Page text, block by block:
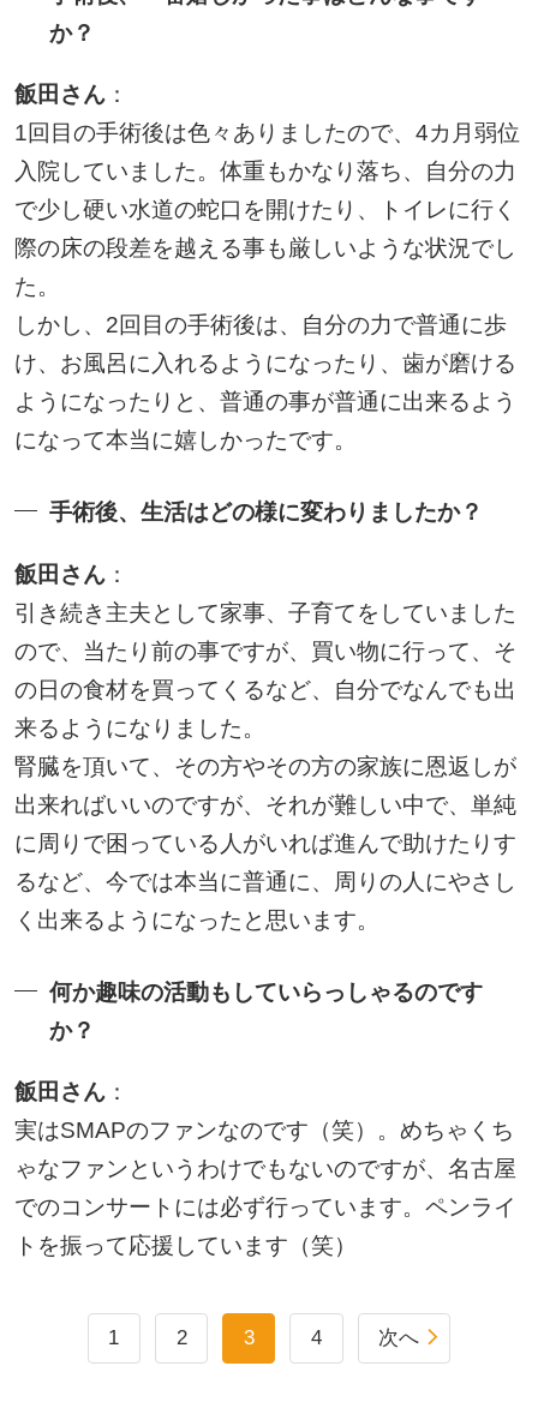
か？
飯田さん：
1回目の手術後は色々ありましたので、4カ月弱位
入院していました。体重もかなり落ち、自分の力
で少し硬い水道の蛇口を開けたり、トイレに行く
際の床の段差を越える事も厳しいような状況でし
た。
しかし、2回目の手術後は、自分の力で普通に歩
け、お風呂に入れるようになったり、歯が磨ける
ようになったりと、普通の事が普通に出来るよう
になって本当に嬉しかったです。
手術後、生活はどの様に変わりましたか？
飯田さん：
引き続き主夫として家事、子育てをしていました
ので、当たり前の事ですが、買い物に行って、そ
の日の食材を買ってくるなど、自分でなんでも出
来るようになりました。
腎臓を頂いて、その方やその方の家族に恩返しが
出来ればいいのですが、それが難しい中で、単純
に周りで困っている人がいれば進んで助けたりす
るなど、今では本当に普通に、周りの人にやさし
く出来るようになったと思います。
何か趣味の活動もしていらっしゃるのです
か？
飯田さん：
実はSMAPのファンなのです（笑）。めちゃくち
ゃなファンというわけでもないのですが、名古屋
でのコンサートには必ず行っています。ペンライ
トを振って応援しています（笑）
1 2 3 4 次へ